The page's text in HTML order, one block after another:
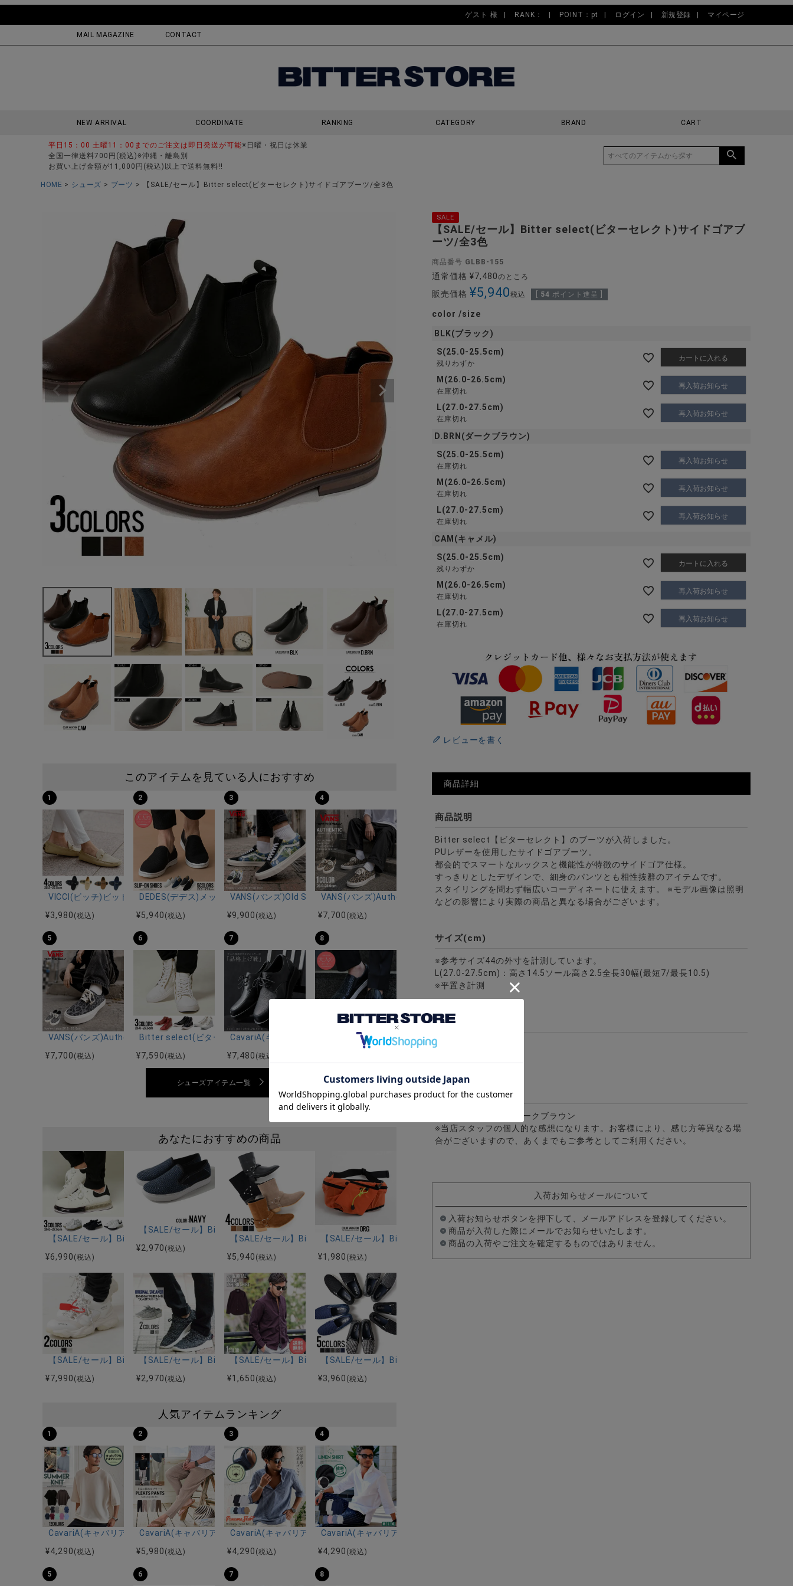
ゲスト 様 RANK： POINT：pt ログイン 新規登録 マイページ
MAIL MAGAZINE CONTACT
NEW ARRIVAL COORDINATE RANKING CATEGORY BRAND CART
平日15：00 土曜11：00までのご注文は即日発送が可能※日曜・祝日は休業
全国一律送料700円(税込)※沖縄・離島別
お買い上げ金額が11,000円(税込)以上で送料無料!!
HOME シューズ ブーツ 【SALE/セール】Bitter select(ビターセレクト)サイドゴアブーツ/全3色
このアイテムを見ている人におすすめ
1
VICCI(ビッチ)ビット付きドライビングシューズ/全4色
¥3,980 (税込)
2
DEDES(デデス)メッシュ風カップインソールスリッポンシューズ/全5色
¥5,940 (税込)
3
VANS(バンズ)Old Skool FLORAL NAVY/全1色
¥9,900 (税込)
4
VANS(バンズ)Authentic LEOPARD Black/Incense/全1色
¥7,700 (税込)
5
VANS(バンズ)Authentic LEOPARD BLACK/PEWTER/全1色
¥7,700 (税込)
6
Bitter select(ビターセレクト)ジップデザインフェイクレザーハイカットスニーカー/全3色
¥7,590 (税込)
7
CavariA(キャバリア)シャークソールブラックコンビネーションモカシンシューズ/全1色
¥7,480 (税込)
8
DEDES(デデス)編みこみ柄スリッポンスニーカー/全2色
シューズアイテム一覧
あなたにおすすめの商品
【SALE/セール】Bitter select(ビターセレクト)ボリューミーエアソールローカットスニーカー/全3色
¥6,990 (税込)
【SALE/セール】Bitter select(ビターセレクト)クレイジーパターンスニーカー/全3色
¥2,970 (税込)
【SALE/セール】Bitter select(ビターセレクト)サイドジップリングブーツ/全4色
¥5,940 (税込)
【SALE/セール】Bitter select(ビターセレクト)スポーティウエストバッグ/全2色
¥1,980 (税込)
【SALE/セール】Bitter select(ビターセレクト)ボリューミーソールレースアップスニーカー/全2色
¥7,990 (税込)
【SALE/セール】Bitter select(ビターセレクト)デザインニットスニーカー/全2色
¥2,970 (税込)
【SALE/セール】Bitter select(ビターセレクト)ホリゾンタルカラーオックスフォードシャツ/全1色
¥1,650 (税込)
【SALE/セール】Bitter select(ビターセレクト)ニットスリッポンスニーカー/全5色
¥3,960 (税込)
人気アイテムランキング
1
CavariA(キャバリア)12Gミラノリブクルーネックドルマンハーフスリーブニット/全12色
¥4,290 (税込)
2
CavariA(キャバリア)プリーツ加工イージーロングパンツ/全5色
¥5,980 (税込)
3
CavariA(キャバリア)パナマ織り7分袖カプリシャツ/全9色
¥4,290 (税込)
4
CavariA(キャバリア)コットンリネンホリゾンタルカラー7分袖カプリシャツ/全8色
¥4,290 (税込)
5 6 7 8
SALE
【SALE/セール】Bitter select(ビターセレクト)サイドゴアブ
ーツ/全3色
商品番号 GLBB-155
通常価格 ¥7,480のところ
販売価格 ¥5,940税込 54 ポイント進呈 ]
color size
BLK(ブラック)
S(25.0-25.5cm)
残りわずか
カートに入れる
M(26.0-26.5cm)
在庫切れ
再入荷お知らせ
L(27.0-27.5cm)
在庫切れ
再入荷お知らせ
D.BRN(ダークブラウン)
S(25.0-25.5cm)
在庫切れ
再入荷お知らせ
M(26.0-26.5cm)
在庫切れ
再入荷お知らせ
L(27.0-27.5cm)
在庫切れ
再入荷お知らせ
CAM(キャメル)
S(25.0-25.5cm)
残りわずか
カートに入れる
M(26.0-26.5cm)
在庫切れ
再入荷お知らせ
L(27.0-27.5cm)
在庫切れ
再入荷お知らせ
レビューを書く
商品詳細
商品説明
Bitter select【ビターセレクト】のブーツが入荷しました。
PUレザーを使用したサイドゴアブーツ。
都会的でスマートなルックスと機能性が特徴のサイドゴア仕様。
すっきりとしたデザインで、細身のパンツとも相性抜群のアイテムです。
スタイリングを問わず幅広いコーディネートに使えます。 ※モデル画像は照明
などの影響により実際の商品と異なる場合がございます。
サイズ(cm)
※参考サイズ44の外寸を計測しています。
L(27.0-27.5cm)：高さ14.5ソール高さ2.5全長30幅(最短7/最長10.5)
※平置き計測
素材
アッパー：合成皮革
カラー展開
ブラック/キャメル/ダークブラウン
※当店スタッフの個人的な感想になります。お客様により、感じ方等異なる場
合がございますので、あくまでもご参考としてご利用ください。
入荷お知らせメールについて
入荷お知らせボタンを押下して、メールアドレスを登録してください。
商品が入荷した際にメールでお知らせいたします。
商品の入荷やご注文を確定するものではありません。